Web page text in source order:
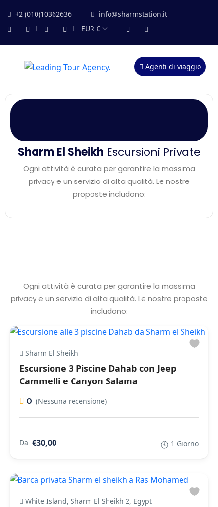
+2 (010)10362636
info@sharmstation.it
EUR €
Agenti di viaggio
Sharm El Sheikh Escursioni Private
Ogni attività è curata per garantire la massima
privacy e un servizio di alta qualità. Le nostre
proposte includono:
Ogni attività è curata per garantire la massima
privacy e un servizio di alta qualità. Le nostre proposte
includono:
Sharm El Sheikh
Escursione 3 Piscine Dahab con Jeep
Cammelli e Canyon Salama
0 (Nessuna recensione)
Da €30,00 1 Giorno
White Island, Sharm El Sheikh 2, Egypt